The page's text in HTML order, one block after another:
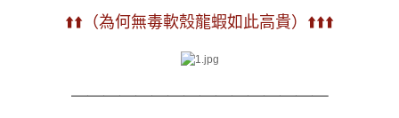
⬆️⬆️（為何無毒軟殼龍蝦如此高貴）⬆️⬆️⬆️